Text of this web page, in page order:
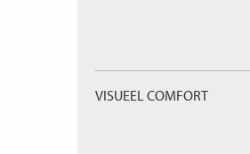
VISUEEL COMFORT